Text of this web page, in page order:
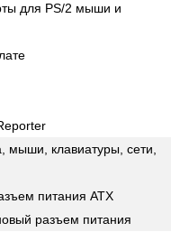
для PS/2 мыши и
мыши, клавиатуры, сети,
питания ATX
разъем питания